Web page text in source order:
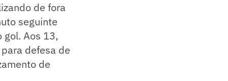
de fora
seguinte
gol. Aos 13,
defesa de
de